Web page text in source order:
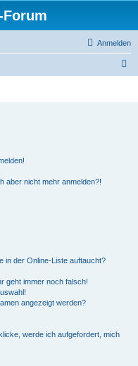
Forum
Anmelden
aber nicht mehr anmelden?!
in der Online-Liste auftaucht?
geht immer noch falsch!
angezeigt werden?
werde ich aufgefordert, mich